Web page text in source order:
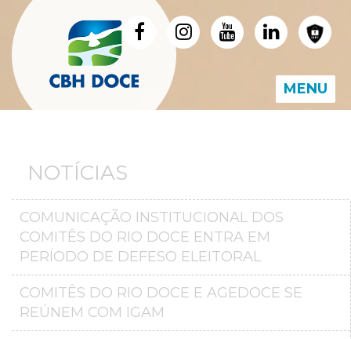
MENU
NOTÍCIAS
COMUNICAÇÃO INSTITUCIONAL DOS
COMITÊS DO RIO DOCE ENTRA EM
PERÍODO DE DEFESO ELEITORAL
COMITÊS DO RIO DOCE E AGEDOCE SE
REÚNEM COM IGAM